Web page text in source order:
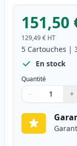
151,50
129,49 € HT
5 Cartouches |
En stock
Quantité
Quantité
Utilisez les
− +
Quantité